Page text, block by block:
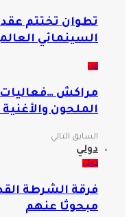
تطوان تختتم
السينمائي
فن
مراكش …فعاليات
الملحون
السابق التالي
دولي
دولي
فرقة الشرطة
مبحوثا عنهم